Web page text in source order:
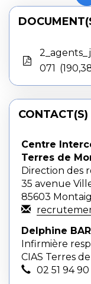
071
CONTACT(S)
Centre
Terres de
Direction des
35 avenue
85603
Delphine
Infirmière
CIAS Terres
02 51 94